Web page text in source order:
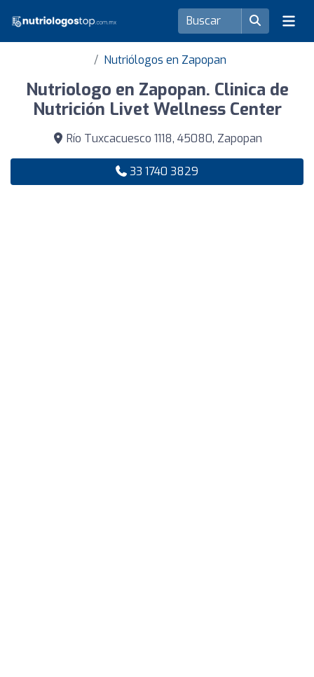
Nutriólogos en Zapopan
Nutriologo en Zapopan. Clinica de
Nutrición Livet Wellness Center
Río Tuxcacuesco 1118, 45080, Zapopan
33 1740 3829